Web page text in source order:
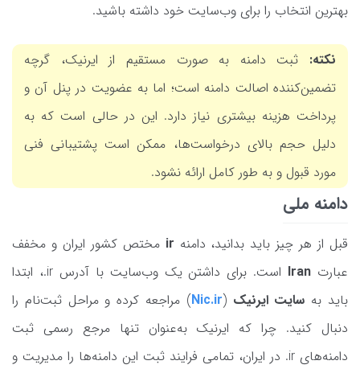
بهترین انتخاب را برای وب‌سایت خود داشته باشید.
نکته: ثبت دامنه به صورت مستقیم از ایرنیک، گرچه
تضمین‌کننده اصالت دامنه است؛ اما به عضویت در پنل آن و
پرداخت هزینه بیشتری نیاز دارد. این در حالی است که به
دلیل حجم بالای درخواست‌ها، ممکن است پشتیبانی فنی
مورد قبول و به طور کامل ارائه نشود.
دامنه ملی
قبل از هر چیز باید بدانید، دامنه ir مختص کشور ایران و مخفف
عبارت Iran
است. برای داشتن یک وب‌سایت با آدرس ir.، ابتدا
باید به سایت ایرنیک(
Nic.ir
) مراجعه کرده و مراحل ثبت‌نام را
دنبال کنید. چرا که ایرنیک به‌عنوان تنها مرجع رسمی ثبت
دامنه‌های ir. در ایران، تمامی فرایند ثبت این دامنه‌ها را مدیریت و